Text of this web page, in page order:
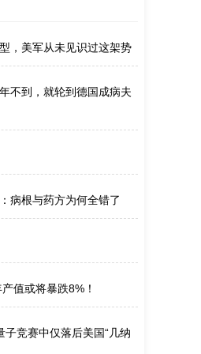
，美军从未见识过这架势
不到，就轮到德国成病夫
病根与药方为何全错了
值或将暴跌8%！
竞赛中仅落后美国“几纳